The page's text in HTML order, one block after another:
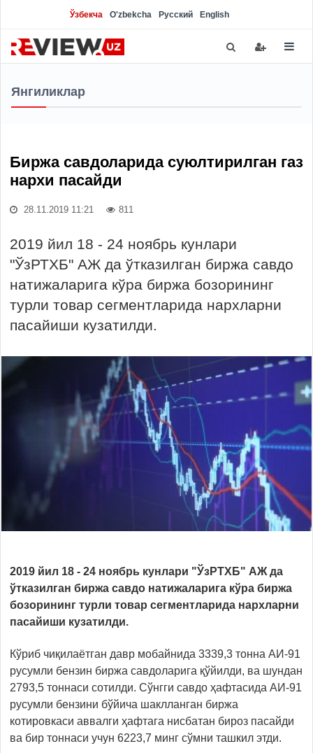
Ўзбекча O'zbekcha Русский English
Янгиликлар
Биржа савдоларида суюлтирилган газ
нархи пасайди
28.11.2019 11:21 811
2019 йил 18 - 24 ноябрь кунлари
"ЎзРТХБ" АЖ да ўтказилган биржа савдо
натижаларига кўра биржа бозорининг
турли товар сегментларида нархларни
пасайиши кузатилди.
2019 йил 18 - 24 ноябрь кунлари "ЎзРТХБ" АЖ да
ўтказилган биржа савдо натижаларига кўра биржа
бозорининг турли товар сегментларида нархларни
пасайиши кузатилди.
Кўриб чиқилаётган давр мобайнида 3339,3 тонна АИ-91
русумли бензин биржа савдоларига қўйилди, ва шундан
2793,5 тоннаси сотилди. Сўнгги савдо ҳафтасида АИ-91
русумли бензини бўйича шаклланган биржа
котировкаси аввалги ҳафтага нисбатан бироз пасайди
ва бир тоннаси учун 6223,7 минг сўмни ташкил этди.